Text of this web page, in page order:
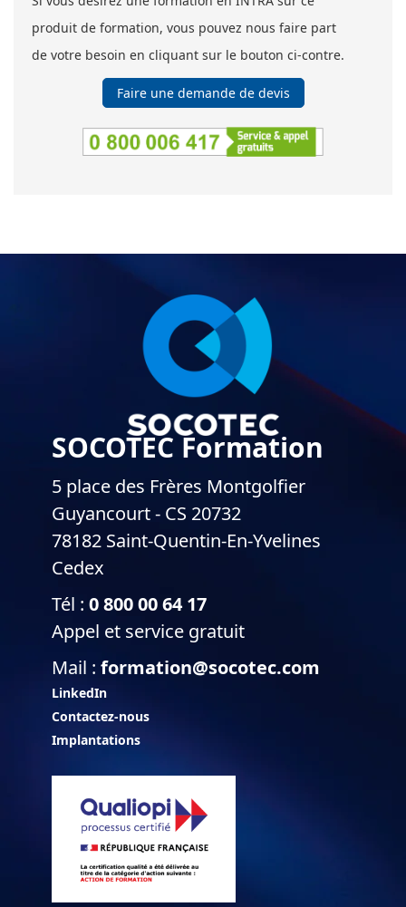
produit de formation, vous pouvez nous faire part
de votre besoin en cliquant sur le bouton ci-contre.
Faire une demande de devis
SOCOTEC Formation
5 place des Frères Montgolfier
Guyancourt - CS 20732
78182 Saint-Quentin-En-Yvelines
Cedex
Tél : 0 800 00 64 17
Appel et service gratuit
Mail : formation@socotec.com
LinkedIn
Contactez-nous
Implantations